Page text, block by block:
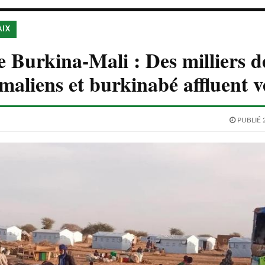
Burkina-Mali : Des milliers
et burkinabé affluent
PUBLIÉ